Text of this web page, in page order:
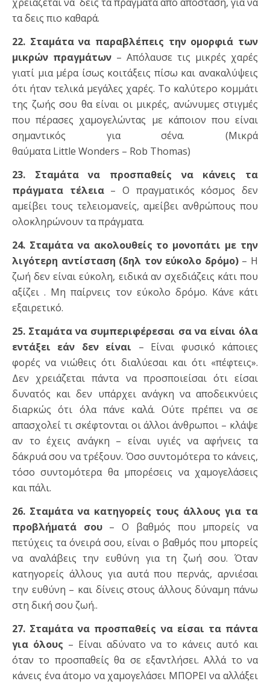
τα δεις πιο καθαρά.
22. Σταμάτα να παραβλέπεις την ομορφιά των
μικρών πραγμάτων – Απόλαυσε τις μικρές χαρές
γιατί μια μέρα ίσως κοιτάξεις πίσω και ανακαλύψεις
ότι ήταν τελικά μεγάλες χαρές. Το καλύτερο κομμάτι
της ζωής σου θα είναι οι μικρές, ανώνυμες στιγμές
που πέρασες χαμογελώντας με κάποιον που είναι
σημαντικός για σένα. (Μικρά
θαύματα Little Wonders – Rob Thomas)
23. Σταμάτα να προσπαθείς να κάνεις τα
πράγματα τέλεια– Ο πραγματικός κόσμος δεν
αμείβει τους τελειομανείς, αμείβει ανθρώπους που
ολοκληρώνουν τα πράγματα.
24. Σταμάτα να ακολουθείς το μονοπάτι με την
λιγότερη αντίσταση (δηλ τον εύκολο δρόμο)– Η
ζωή δεν είναι εύκολη, ειδικά αν σχεδιάζεις κάτι που
αξίζει . Μη παίρνεις τον εύκολο δρόμο. Κάνε κάτι
εξαιρετικό.
25. Σταμάτα να συμπεριφέρεσαι σα να είναι όλα
εντάξει εάν δεν είναι – Είναι φυσικό κάποιες
φορές να νιώθεις ότι διαλύεσαι και ότι «πέφτεις».
Δεν χρειάζεται πάντα να προσποιείσαι ότι είσαι
δυνατός και δεν υπάρχει ανάγκη να αποδεικνύεις
διαρκώς ότι όλα πάνε καλά. Ούτε πρέπει να σε
απασχολεί τι σκέφτονται οι άλλοι άνθρωποι – κλάψε
αν το έχεις ανάγκη – είναι υγιές να αφήνεις τα
δάκρυά σου να τρέξουν. Όσο συντομότερα το κάνεις,
τόσο συντομότερα θα μπορέσεις να χαμογελάσεις
και πάλι.
26. Σταμάτα να κατηγορείς τους άλλους για τα
προβλήματά σου– Ο βαθμός που μπορείς να
πετύχεις τα όνειρά σου, είναι ο βαθμός που μπορείς
να αναλάβεις την ευθύνη για τη ζωή σου. Όταν
κατηγορείς άλλους για αυτά που περνάς, αρνιέσαι
την ευθύνη – και δίνεις στους άλλους δύναμη πάνω
στη δική σου ζωή..
27. Σταμάτα να προσπαθείς να είσαι τα πάντα
για όλους – Είναι αδύνατο να το κάνεις αυτό και
όταν το προσπαθείς θα σε εξαντλήσει. Αλλά το να
κάνεις ένα άτομο να χαμογελάσει ΜΠΟΡΕΙ να αλλάξει